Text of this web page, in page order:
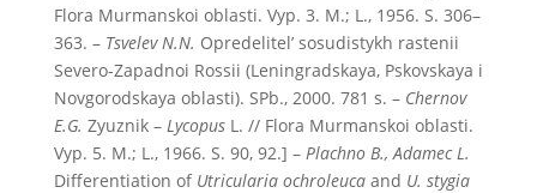
Flora Murmanskoi oblasti. Vyp. 3. M.; L., 1956. S. 306–
363. – Tsvelev N.N. Opredelitel’ sosudistykh rastenii
Severo-Zapadnoi Rossii (Leningradskaya, Pskovskaya i
Novgorodskaya oblasti). SPb., 2000. 781 s. – Chernov
E.G. Zyuznik – LycopusL. // Flora Murmanskoi oblasti.
Vyp. 5. M.; L., 1966. S. 90, 92.] – Plachno B., Adamec L.
Differentiation ofUtricularia ochroleuca and U. stygia